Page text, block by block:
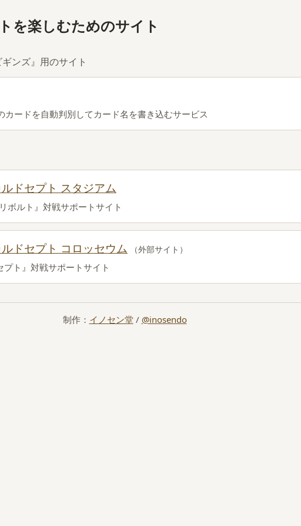
を楽しむためのサイト
ギンズ』用のサイト
カードを自動判別してカード名を書き込むサービス
ドセプト スタジアム
ボルト』対戦サポートサイト
ドセプト コロッセウム （外部サイト）
プト』対戦サポートサイト
制作： イノセン堂/ @inosendo